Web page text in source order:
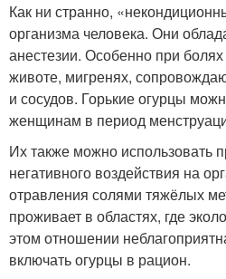
Как ни странно,
организма человека. Они
анестезии. Особенно при
животе, мигренях,
и сосудов. Горькие огурцы
женщинам в период
Их также можно использовать
негативного воздействия на
отравления солями тяжёлых
проживает в областях, где
этом отношении
включать огурцы в рацион.